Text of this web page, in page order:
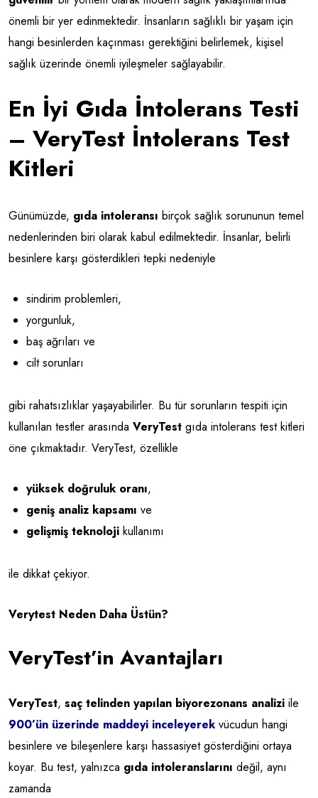
önemli bir yer edinmektedir. İnsanların sağlıklı bir yaşam için
hangi besinlerden kaçınması gerektiğini belirlemek, kişisel
sağlık üzerinde önemli iyileşmeler sağlayabilir.
En İyi Gıda İntolerans Testi
– VeryTest İntolerans Test
Kitleri
Günümüzde, gıda intoleransı birçok sağlık sorununun temel
nedenlerinden biri olarak kabul edilmektedir. İnsanlar, belirli
besinlere karşı gösterdikleri tepki nedeniyle
sindirim problemleri,
yorgunluk,
baş ağrıları ve
cilt sorunları
gibi rahatsızlıklar yaşayabilirler. Bu tür sorunların tespiti için
kullanılan testler arasında VeryTest gıda intolerans test kitleri
öne çıkmaktadır. VeryTest, özellikle
yüksek doğruluk oranı,
geniş analiz kapsamı ve
gelişmiş teknoloji kullanımı
ile dikkat çekiyor.
Verytest Neden Daha Üstün?
VeryTest’in Avantajları
VeryTest, saç telinden yapılan biyorezonans analizi ile
900’ün üzerinde maddeyi inceleyerekvücudun hangi
besinlere ve bileşenlere karşı hassasiyet gösterdiğini ortaya
koyar. Bu test, yalnızca gıda intoleranslarını değil, aynı
zamanda